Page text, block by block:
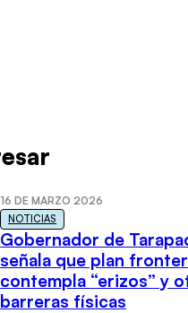
16 DE MARZO 2026
NOTICIAS
Gobernador de
señala que plan
contempla “erizos” y
barreras físicas